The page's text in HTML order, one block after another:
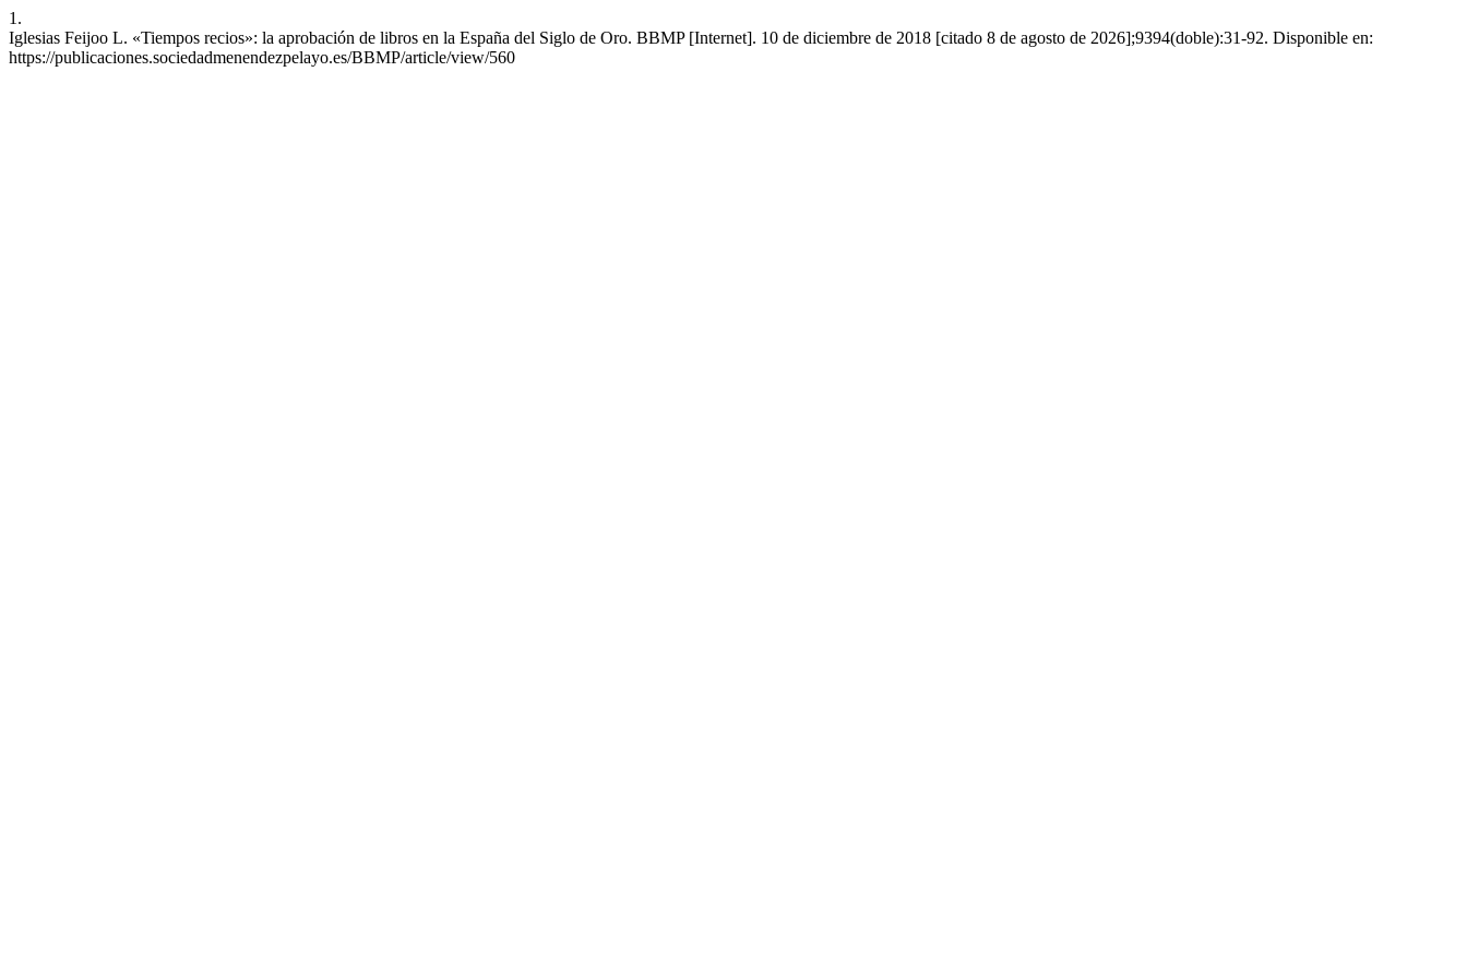
1.
Iglesias Feijoo L. «Tiempos recios»: la aprobación de libros en la España del Siglo de Oro. BBMP [Internet]. 10 de diciembre de 2018 [citado 8 de agosto de 2026];9394(doble):31-92. Disponible en:
https://publicaciones.sociedadmenendezpelayo.es/BBMP/article/view/560